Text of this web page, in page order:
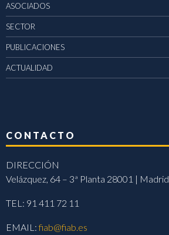
ASOCIADOS
SECTOR
PUBLICACIONES
ACTUALIDAD
CONTACTO
DIRECCIÓN
Velázquez, 64 – 3ª Planta 28001 | Madrid
TEL: 91 411 72 11
EMAIL:fiab@fiab.es